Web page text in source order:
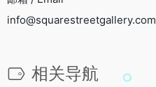
info@squarestreetgallery.com
相关导航